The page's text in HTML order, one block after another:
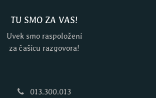
TU SMO ZA VAS!
Uvek smo raspoloženi
za čašicu razgovora!
013.300.013